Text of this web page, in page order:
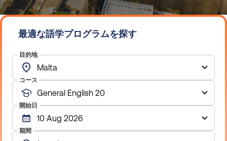
最適な語学プログラムを探す
目的地
コース
開始日
期間